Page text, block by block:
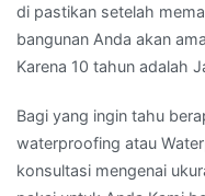
di pastikan setelah
bangunan Anda akan
Karena 10 tahun adalah
Bagi yang ingin tahu
waterproofing atau
konsultasi mengenai